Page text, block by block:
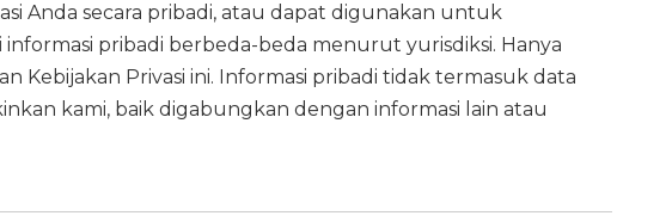
Anda secara pribadi, atau dapat digunakan untuk
pribadi berbeda-beda menurut yurisdiksi. Hanya
Kebijakan Privasi ini. Informasi pribadi tidak termasuk data
kami, baik digabungkan dengan informasi lain atau